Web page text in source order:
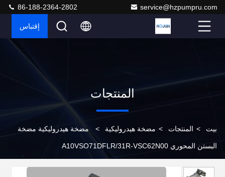
service@hzpumpru.com
86-188-2364-2802
إقتباس
المنتجات
بيت > المنتجات > مضخة هيدروليكية > مضخة هيدروليكية مضخة
البستن المحوري A10VSO71DFLR/31R-VSC62N00